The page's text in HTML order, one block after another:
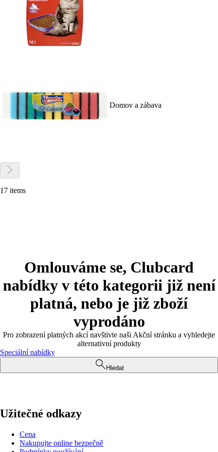
Domov a zábava
17 items
Omlouváme se, Clubcard
nabídky v této kategorii již není
platná, nebo je již zboží
vyprodáno
Pro zobrazení platných akcí navštivte naši Akční stránku a vyhledejte
alternativní produkty
Speciální nabídky
Hledat
Užitečné odkazy
Cena
Nakupujte online bezpečně